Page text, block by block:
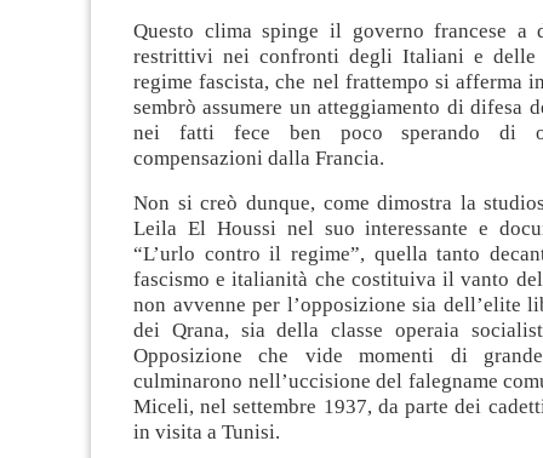
Questo clima spinge il governo francese a
restrittivi nei confronti degli Italiani e
regime fascista, che nel frattempo si afferma
sembrò assumere un atteggiamento di difesa
nei fatti fece ben poco sperando di
compensazioni dalla Francia.
Non si creò dunque, come dimostra la
Leila El Houssi nel suo interessante e
“L’urlo contro il regime”, quella tanto
fascismo e italianità che costituiva il vanto
non avvenne per l’opposizione sia dell’elite
dei Qrana, sia della classe operaia
Opposizione che vide momenti di
culminarono nell’uccisione del falegname
Miceli, nel settembre 1937, da parte dei
in visita a Tunisi.